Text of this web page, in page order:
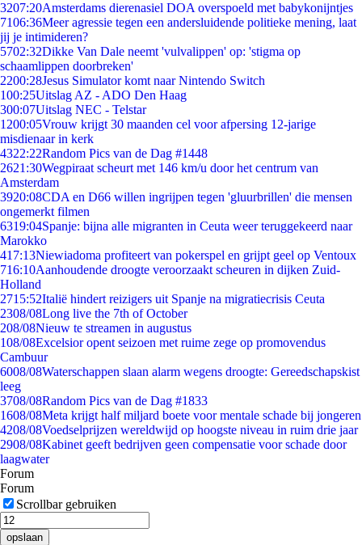
3207:20Amsterdams dierenasiel DOA overspoeld met babykonijntjes
7106:36Meer agressie tegen een andersluidende politieke mening, laat
jij je intimideren?
5702:32Dikke Van Dale neemt 'vulvalippen' op: 'stigma op
schaamlippen doorbreken'
2200:28Jesus Simulator komt naar Nintendo Switch
100:25Uitslag AZ - ADO Den Haag
300:07Uitslag NEC - Telstar
1200:05Vrouw krijgt 30 maanden cel voor afpersing 12-jarige
misdienaar in kerk
4322:22Random Pics van de Dag #1448
2621:30Wegpiraat scheurt met 146 km/u door het centrum van
Amsterdam
3920:08CDA en D66 willen ingrijpen tegen 'gluurbrillen' die mensen
ongemerkt filmen
6319:04Spanje: bijna alle migranten in Ceuta weer teruggekeerd naar
Marokko
417:13Niewiadoma profiteert van pokerspel en grijpt geel op Ventoux
716:10Aanhoudende droogte veroorzaakt scheuren in dijken Zuid-
Holland
2715:52Italië hindert reizigers uit Spanje na migratiecrisis Ceuta
2308/08Long live the 7th of October
208/08Nieuw te streamen in augustus
108/08Excelsior opent seizoen met ruime zege op promovendus
Cambuur
6008/08Waterschappen slaan alarm wegens droogte: Gereedschapskist
leeg
3708/08Random Pics van de Dag #1833
1608/08Meta krijgt half miljard boete voor mentale schade bij jongeren
4208/08Voedselprijzen wereldwijd op hoogste niveau in ruim drie jaar
2908/08Kabinet geeft bedrijven geen compensatie voor schade door
laagwater
Forum
Forum
Scrollbar gebruiken
opslaan